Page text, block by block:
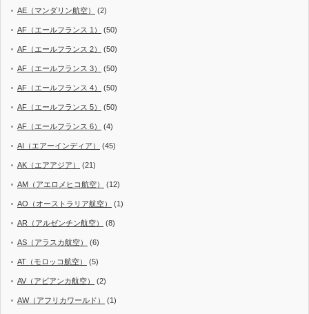
AE（マンダリン航空） (2)
AF（エールフランス 1） (50)
AF（エールフランス 2） (50)
AF（エールフランス 3） (50)
AF（エールフランス 4） (50)
AF（エールフランス 5） (50)
AF（エールフランス 6） (4)
AI（エアーインディア） (45)
AK（エアアジア） (21)
AM（アエロメヒコ航空） (12)
AO（オーストラリア航空） (1)
AR（アルゼンチン航空） (8)
AS（アラスカ航空） (6)
AT（モロッコ航空） (5)
AV（アビアンカ航空） (2)
AW（アフリカワールド） (1)